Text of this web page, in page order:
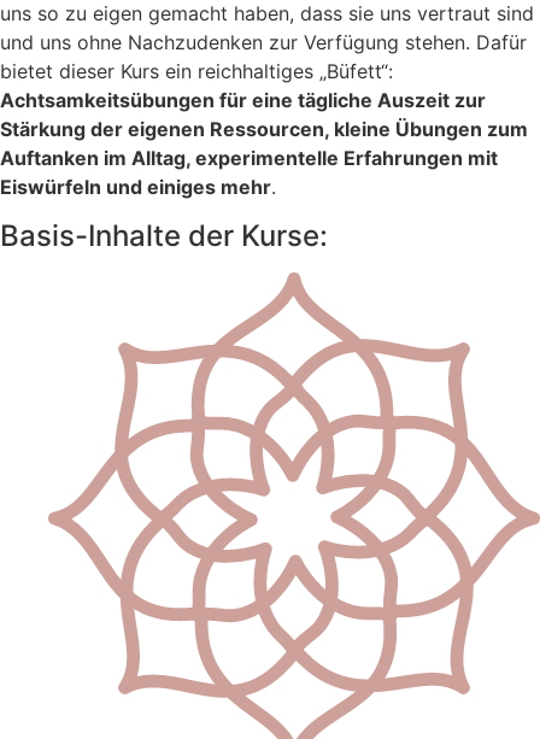
uns so zu eigen gemacht haben, dass sie uns vertraut sind
und uns ohne Nachzudenken zur Verfügung stehen. Dafür
bietet dieser Kurs ein reichhaltiges „Büfett“:
Achtsamkeitsübungen für eine tägliche Auszeit zur
Stärkung der eigenen Ressourcen, kleine Übungen zum
Auftanken im Alltag, experimentelle Erfahrungen mit
Eiswürfeln und einiges mehr.
Basis-Inhalte der Kurse: